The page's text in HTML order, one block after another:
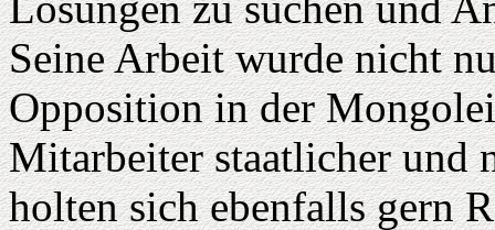
Seine Arbeit wurde nicht
Opposition in der
Mitarbeiter staatlicher und
holten sich ebenfalls gern